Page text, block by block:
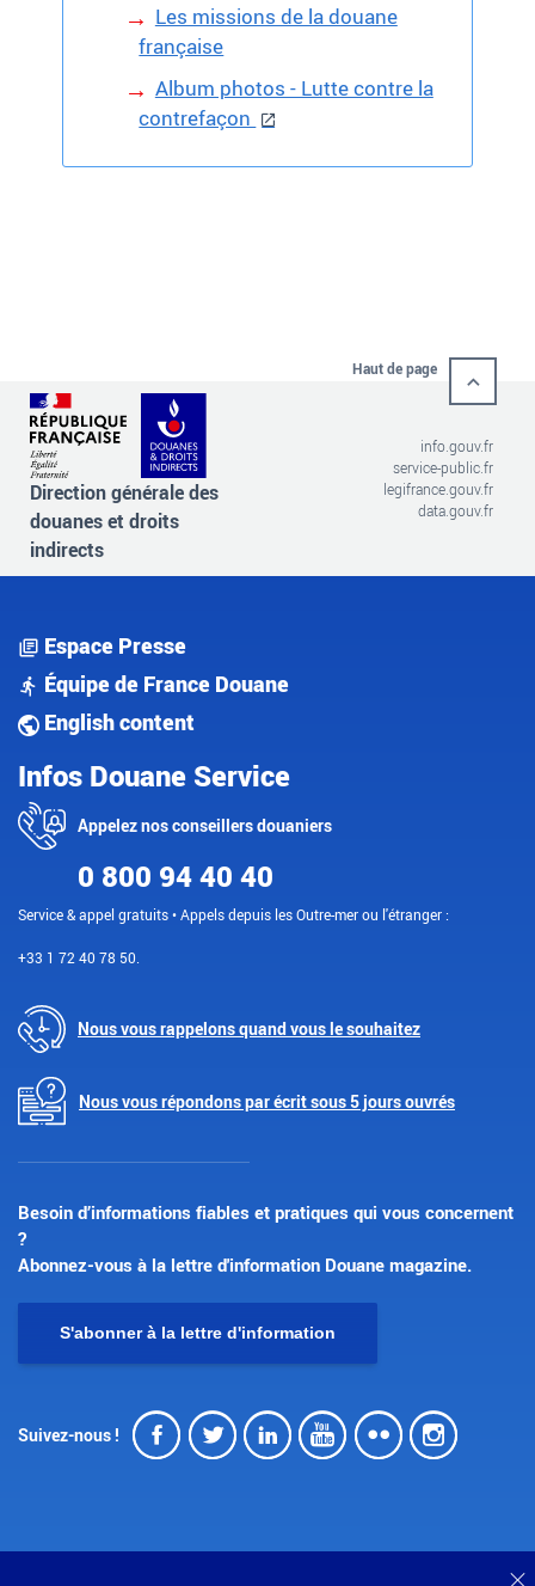
Les missions de la douane
française
Album photos - Lutte contre la
contrefaçon
Haut de page
Direction générale des
douanes et droits
indirects
info.gouv.fr
service-public.fr
legifrance.gouv.fr
data.gouv.fr
Espace Presse
Équipe de France Douane
English content
Infos Douane Service
Appelez nos conseillers douaniers
0 800 94 40 40
Service & appel gratuits • Appels depuis les Outre-mer ou l'étranger :
+33 1 72 40 78 50.
Nous vous rappelons quand vous le souhaitez
Nous vous répondons par écrit sous 5 jours ouvrés
Besoin d’informations fiables et pratiques qui vous concernent
?
Abonnez-vous à la lettre d'information Douane magazine.
S'abonner à la lettre d'information
Suivez-nous ! Facebook
Twitter
LinkedIn
Youtube
Flickr